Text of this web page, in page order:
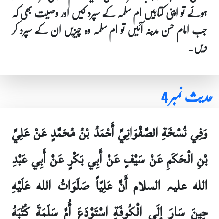
ہوئے تو اپنی کتابیں ام سلمہ کے سپرد کیں اور وصیت بھی کہ
جب امام حسن مدینہ آئیں تو ام سلمہ وہ چیزیں ان کے سپرد کر
دیں۔
حدیث نمبر 4
وَفِي نُسْخَةِ الصَّفْوَانِيِّ أَحْمَدُ بْنُ مُحَمَّدٍ عَنْ عَلِيِّ
بْنِ الْحَكَمِ عَنْ سَيْفٍ عَنْ أَبِي بَكْرٍ عَنْ أَبِي عَبْدِ
الله علیہ السلام أَنَّ عَلِيّاً صَلَوَاتُ الله عَلَيْهِ
حِينَ سَارَ إِلَى الْكُوفَةِ اسْتَوْدَعَ أُمَّ سَلَمَةَ كُتُبَهُ